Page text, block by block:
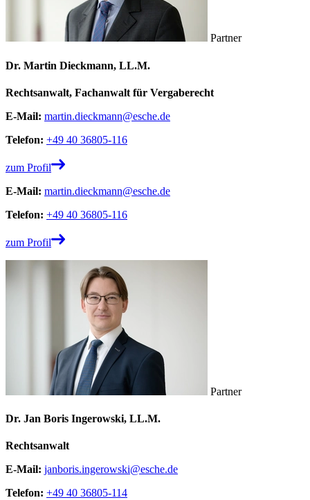
Partner
Dr. Martin Dieckmann, LL.M.
Rechtsanwalt, Fachanwalt für Vergaberecht
E-Mail: martin.dieckmann@esche.de
Telefon: +49 40 36805-116
zum Profil
E-Mail: martin.dieckmann@esche.de
Telefon: +49 40 36805-116
zum Profil
Partner
Dr. Jan Boris Ingerowski, LL.M.
Rechtsanwalt
E-Mail: janboris.ingerowski@esche.de
Telefon: +49 40 36805-114